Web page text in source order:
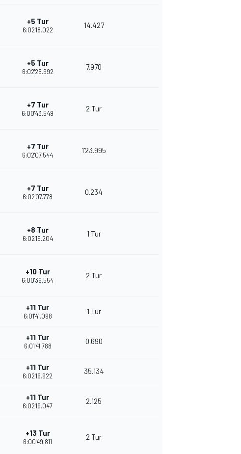
+5 Tur
6:02'18.022
14.427
+5 Tur
6:02'25.992
7.970
+7 Tur
6:00'43.549
2 Tur
+7 Tur
6:02'07.544
1'23.995
+7 Tur
6:02'07.778
0.234
+8 Tur
6:02'19.204
1 Tur
+10 Tur
6:00'36.554
2 Tur
+11 Tur
6:01'41.098
1 Tur
+11 Tur
6:01'41.788
0.690
+11 Tur
6:02'16.922
35.134
+11 Tur
6:02'19.047
2.125
+13 Tur
6:00'49.811
2 Tur